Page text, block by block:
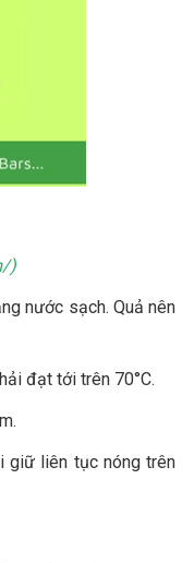
)
nước sạch. Quả nên
đạt tới trên 70°C.
giữ liên tục nóng trên